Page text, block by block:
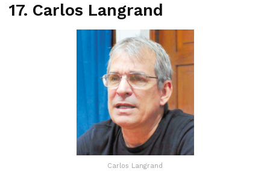
17. Carlos Langrand
Carlos Langrand